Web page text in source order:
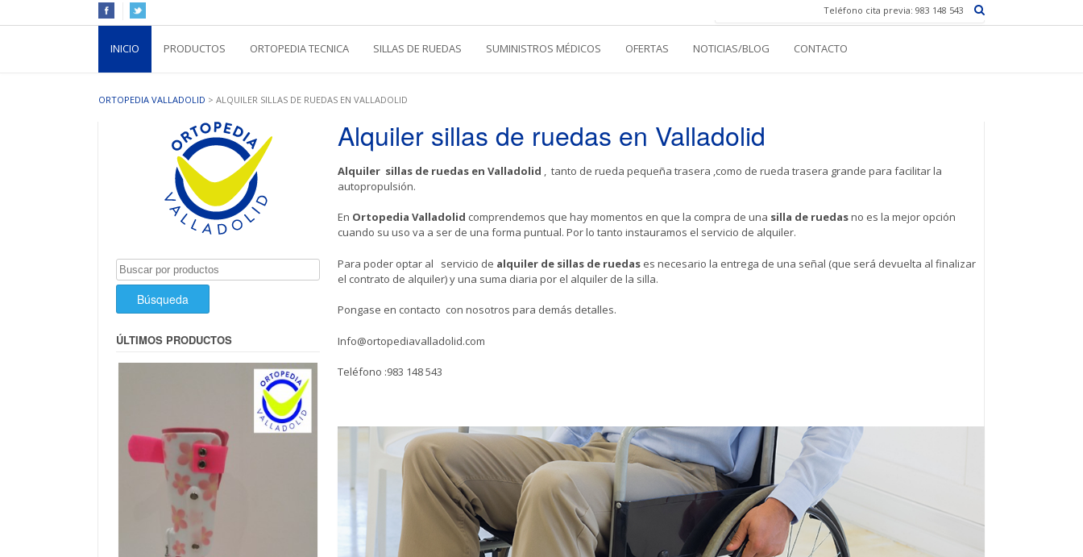
Teléfono cita previa: 983 148 543
INICIO PRODUCTOS ORTOPEDIA TECNICA SILLAS DE RUEDAS SUMINISTROS MÉDICOS OFERTAS NOTICIAS/BLOG CONTACTO
ORTOPEDIA VALLADOLID > ALQUILER SILLAS DE RUEDAS EN VALLADOLID
Alquiler sillas de ruedas en Valladolid
Alquiler sillas de ruedas en Valladolid , tanto de rueda pequeña trasera ,como de rueda trasera grande para facilitar la
autopropulsión.
En Ortopedia Valladolid comprendemos que hay momentos en que la compra de una silla de ruedasno es la mejor opción
cuando su uso va a ser de una forma puntual. Por lo tanto instauramos el servicio de alquiler.
Para poder optar al servicio de alquiler de sillas de ruedas es necesario la entrega de una señal (que será devuelta al finalizar
el contrato de alquiler) y una suma diaria por el alquiler de la silla.
Pongase en contacto con nosotros para demás detalles.
Info@ortopediavalladolid.com
Teléfono :983 148 543
Buscar
por:
ÚLTIMOS PRODUCTOS